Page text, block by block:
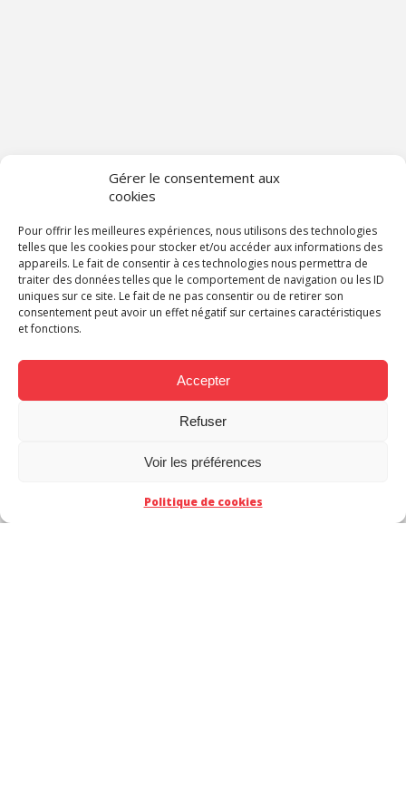
Gérer le consentement aux
cookies
Pour offrir les meilleures expériences, nous utilisons des technologies
telles que les cookies pour stocker et/ou accéder aux informations des
appareils. Le fait de consentir à ces technologies nous permettra de
traiter des données telles que le comportement de navigation ou les ID
uniques sur ce site. Le fait de ne pas consentir ou de retirer son
consentement peut avoir un effet négatif sur certaines caractéristiques
et fonctions.
Accepter
Refuser
Voir les préférences
Politique de cookies